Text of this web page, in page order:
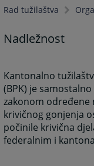
Rad tužilaštva
Nadležnost
Kantonalno
(BPK) je
zakonom
krivičnog gonjenja
počinile krivična
federalnim i